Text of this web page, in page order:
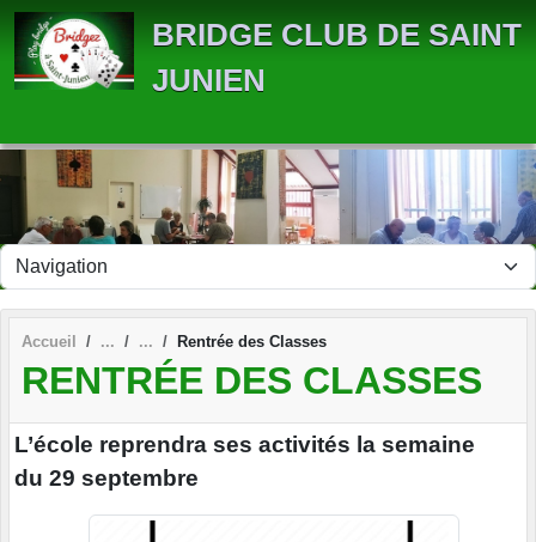
BRIDGE CLUB DE SAINT
JUNIEN
Accueil Rentrée des Classes
RENTRÉE DES CLASSES
L’école reprendra ses activités la semaine
du 29 septembre
Panneau de gestion des cookies